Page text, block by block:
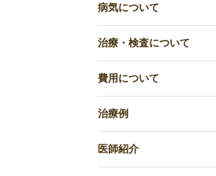
病気について
治療・検査について
費用について
治療例
医師紹介